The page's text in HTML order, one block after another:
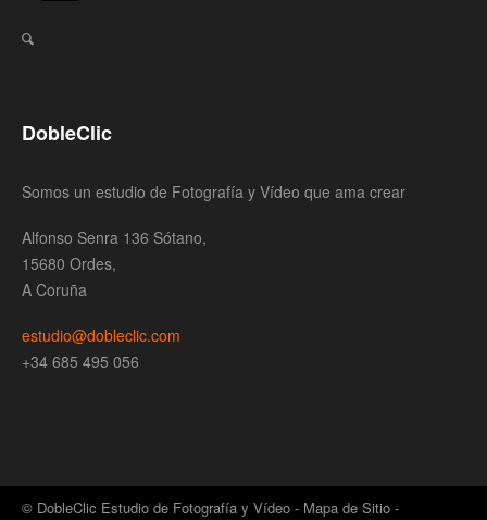
DobleClic
Somos un estudio de Fotografía y Vídeo que ama crear
Alfonso Senra 136 Sótano,
15680 Ordes,
A Coruña
estudio@dobleclic.com
+34 685 495 056
© DobleClic Estudio de Fotografía y Vídeo - Mapa de Sitio -